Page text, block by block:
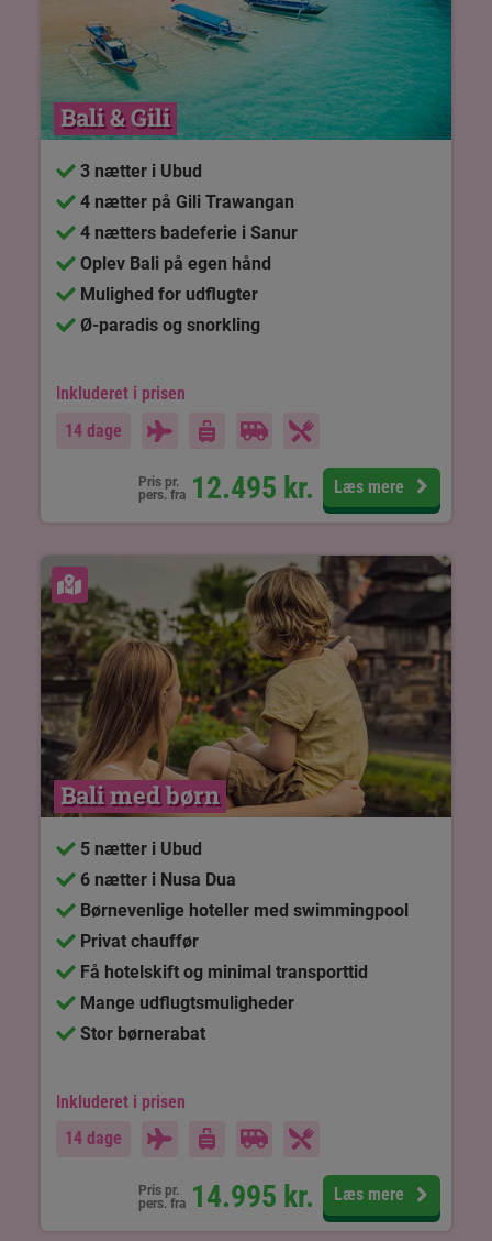
Bali & Gili
3 nætter i Ubud
4 nætter på Gili Trawangan
4 nætters badeferie i Sanur
Oplev Bali på egen hånd
Mulighed for udflugter
Ø-paradis og snorkling
Inkluderet i prisen
14 dage
Pris pr.
pers. fra 12.495 kr. Læs mere
Se kort
Bali med børn
5 nætter i Ubud
6 nætter i Nusa Dua
Børnevenlige hoteller med swimmingpool
Privat chauffør
Få hotelskift og minimal transporttid
Mange udflugtsmuligheder
Stor børnerabat
Inkluderet i prisen
14 dage
Pris pr.
pers. fra 14.995 kr. Læs mere